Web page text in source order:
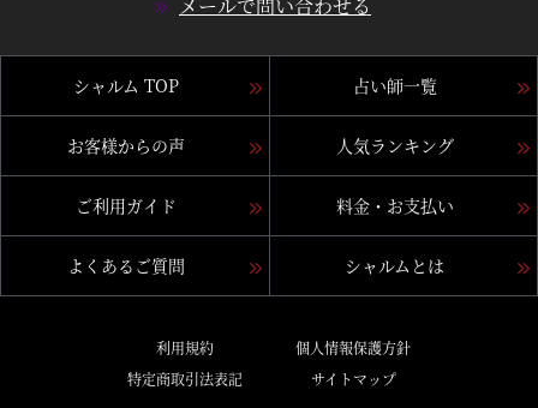
シャルム TOP 占い師一覧
お客様からの声 人気ランキング
ご利用ガイド 料金・お支払い
よくあるご質問 シャルムとは
利用規約
特定商取引法表記
個人情報保護方針
サイトマップ